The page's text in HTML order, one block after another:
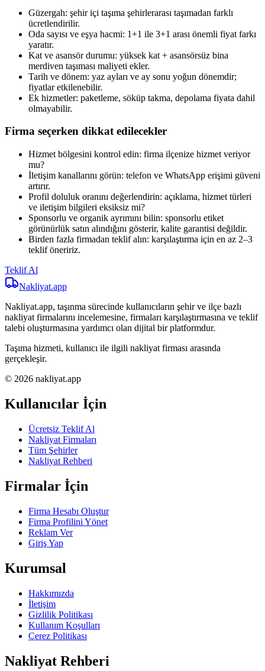
Güzergah: şehir içi taşıma şehirlerarası taşımadan farklı
ücretlendirilir.
Oda sayısı ve eşya hacmi: 1+1 ile 3+1 arası önemli fiyat farkı
yaratır.
Kat ve asansör durumu: yüksek kat + asansörsüz bina
merdiven taşıması maliyeti ekler.
Tarih ve dönem: yaz ayları ve ay sonu yoğun dönemdir;
fiyatlar etkilenebilir.
Ek hizmetler: paketleme, söküp takma, depolama fiyata dahil
olmayabilir.
Firma seçerken dikkat edilecekler
Hizmet bölgesini kontrol edin: firma ilçenize hizmet veriyor
mu?
İletişim kanallarını görün: telefon ve WhatsApp erişimi güveni
artırır.
Profil doluluk oranını değerlendirin: açıklama, hizmet türleri
ve iletişim bilgileri eksiksiz mi?
Sponsorlu ve organik ayrımını bilin: sponsorlu etiket
görünürlük satın alındığını gösterir, kalite garantisi değildir.
Birden fazla firmadan teklif alın: karşılaştırma için en az 2–3
teklif öneririz.
Teklif Al
Nakliyat.app
Nakliyat.app, taşınma sürecinde kullanıcıların şehir ve ilçe bazlı
nakliyat firmalarını incelemesine, firmaları karşılaştırmasına ve teklif
talebi oluşturmasına yardımcı olan dijital bir platformdur.
Taşıma hizmeti, kullanıcı ile ilgili nakliyat firması arasında
gerçekleşir.
© 2026 nakliyat.app
Kullanıcılar İçin
Ücretsiz Teklif Al
Nakliyat Firmaları
Tüm Şehirler
Nakliyat Rehberi
Firmalar İçin
Firma Hesabı Oluştur
Firma Profilini Yönet
Reklam Ver
Giriş Yap
Kurumsal
Hakkımızda
İletişim
Gizlilik Politikası
Kullanım Koşulları
Çerez Politikası
Nakliyat Rehberi